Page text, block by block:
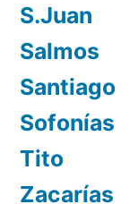
S.Juan
Salmos
Santiago
Sofonías
Tito
Zacarías